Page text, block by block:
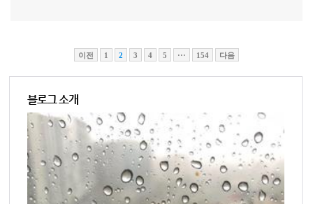
이전 1 2 3 4 5 ··· 154 다음
블로그 소개